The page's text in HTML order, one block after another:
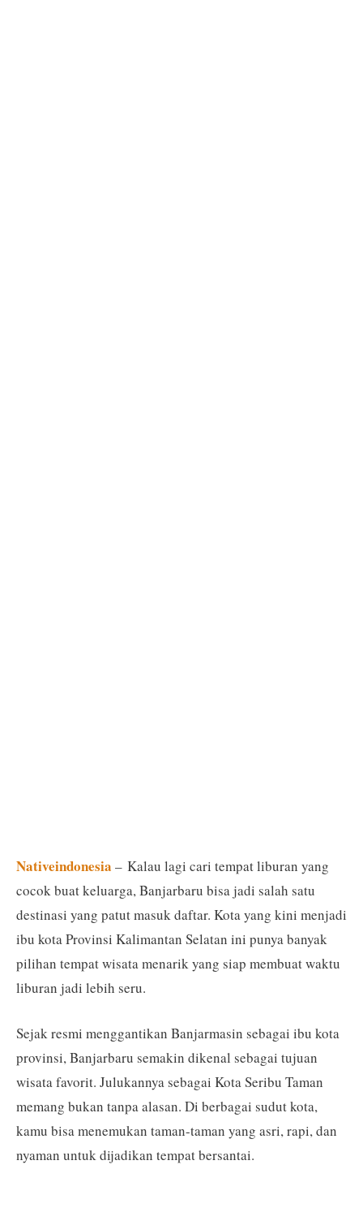
Nativeindonesia – Kalau lagi cari tempat liburan yang
cocok buat keluarga, Banjarbaru bisa jadi salah satu
destinasi yang patut masuk daftar. Kota yang kini menjadi
ibu kota Provinsi Kalimantan Selatan ini punya banyak
pilihan tempat wisata menarik yang siap membuat waktu
liburan jadi lebih seru.
Sejak resmi menggantikan Banjarmasin sebagai ibu kota
provinsi, Banjarbaru semakin dikenal sebagai tujuan
wisata favorit. Julukannya sebagai Kota Seribu Taman
memang bukan tanpa alasan. Di berbagai sudut kota,
kamu bisa menemukan taman-taman yang asri, rapi, dan
nyaman untuk dijadikan tempat bersantai.